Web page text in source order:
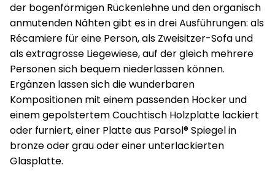
der bogenförmigen Rückenlehne und den organisch
anmutenden Nähten gibt es in drei Ausführungen: als
Récamiere für eine Person, als Zweisitzer-Sofa und
als extragrosse Liegewiese, auf der gleich mehrere
Personen sich bequem niederlassen können.
Ergänzen lassen sich die wunderbaren
Kompositionen mit einem passenden Hocker und
einem gepolstertem Couchtisch Holzplatte lackiert
oder furniert, einer Platte aus Parsol® Spiegel in
bronze oder grau oder einer unterlackierten
Glasplatte.